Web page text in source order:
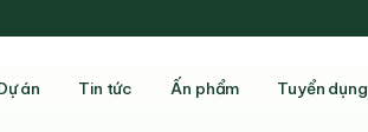
án Tin tức Ấn phẩm Tuyển dụng